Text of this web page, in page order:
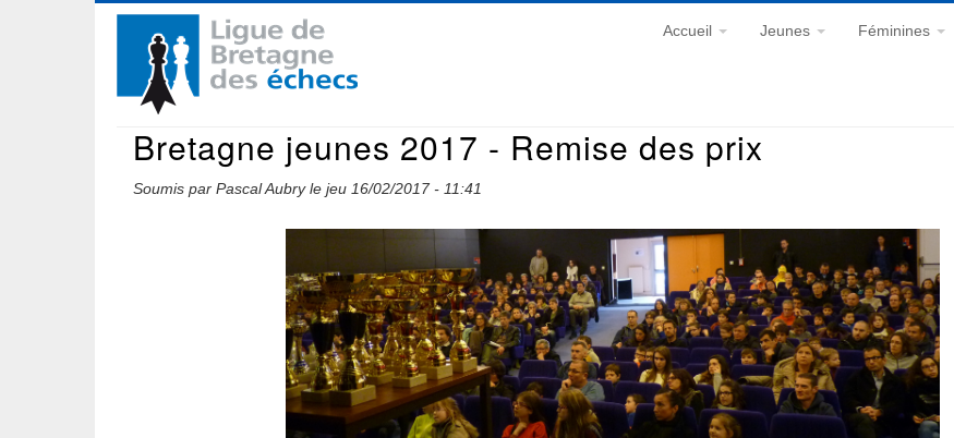
Navigation
principale
Accueil Jeunes Féminines
Bretagne jeunes 2017 - Remise des prix
Soumis par Pascal Aubryle jeu 16/02/2017 - 11:41